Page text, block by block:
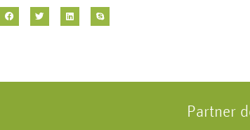
Partner